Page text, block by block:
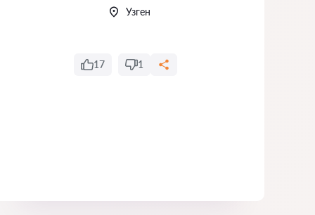
Узген
17 1